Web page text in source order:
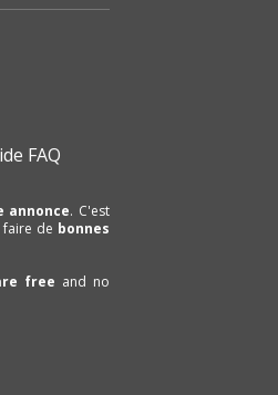
FAQ
annonce. C'est
faire de bonnes
free and no